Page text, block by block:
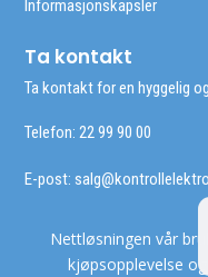
Informasjonskapsler
Ta kontakt
Ta kontakt for en hyggelig
Telefon: 22 99 90 00
E-post:
Nettløsningen vår
kjøpsopplevelse og